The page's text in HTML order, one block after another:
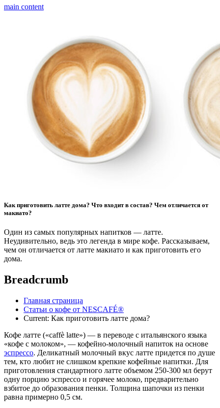
main content
Как приготовить латте дома? Что входит в состав? Чем отличается от
макиато?
Один из самых популярных напитков — латте.
Неудивительно, ведь это легенда в мире кофе. Рассказываем,
чем он отличается от латте макиато и как приготовить его
дома.
Breadcrumb
Главная страница
Статьи о кофе от NESCAFÉ®
Current: Как приготовить латте дома?
Кофе латте («caffè latte») — в переводе с итальянского языка
«кофе с молоком», — кофейно-молочный напиток на основе
эспрессо. Деликатный молочный вкус латте придется по душе
тем, кто любит не слишком крепкие кофейные напитки. Для
приготовления стандартного латте объемом 250-300 мл берут
одну порцию эспрессо и горячее молоко, предварительно
взбитое до образования пенки. Толщина шапочки из пенки
равна примерно 0,5 см.